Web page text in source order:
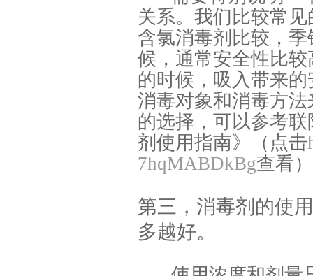
关系。我们比较常
含氯消毒剂比较，
候，通常安全性比
的时候，吸入带来
消毒对象和消毒方
的选择，可以参考
剂使用指南》（点击
7hqMABDkBg查看
第三，消毒剂的使
多越好。